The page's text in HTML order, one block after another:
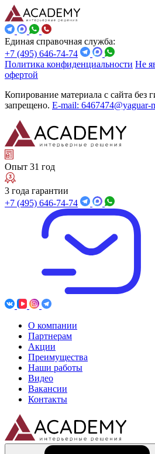
Единая справочная служба:
+7 (495) 646-74-74
Политика конфиденциальности Не
офертой
Копирование материала с сайта без
запрещено. E-mail: 6467474@yaguar-
Опыт 31 год
3 года гарантии
+7 (495) 646-74-74
О компании
Партнерам
Акции
Преимущества
Наши работы
Видео
Вакансии
Контакты